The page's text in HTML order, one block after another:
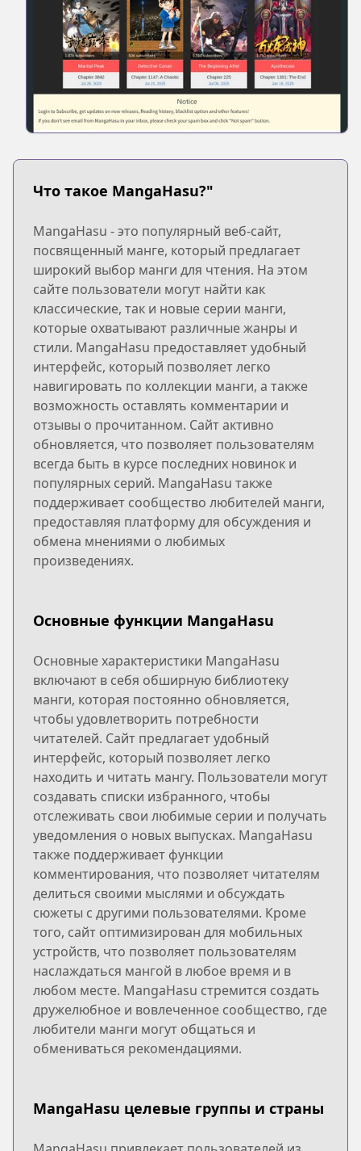
Что такое MangaHasu?"
MangaHasu - это популярный веб-сайт,
посвященный манге, который предлагает
широкий выбор манги для чтения. На этом
сайте пользователи могут найти как
классические, так и новые серии манги,
которые охватывают различные жанры и
стили. MangaHasu предоставляет удобный
интерфейс, который позволяет легко
навигировать по коллекции манги, а также
возможность оставлять комментарии и
отзывы о прочитанном. Сайт активно
обновляется, что позволяет пользователям
всегда быть в курсе последних новинок и
популярных серий. MangaHasu также
поддерживает сообщество любителей манги,
предоставляя платформу для обсуждения и
обмена мнениями о любимых
произведениях.
Основные функции MangaHasu
Основные характеристики MangaHasu
включают в себя обширную библиотеку
манги, которая постоянно обновляется,
чтобы удовлетворить потребности
читателей. Сайт предлагает удобный
интерфейс, который позволяет легко
находить и читать мангу. Пользователи могут
создавать списки избранного, чтобы
отслеживать свои любимые серии и получать
уведомления о новых выпусках. MangaHasu
также поддерживает функции
комментирования, что позволяет читателям
делиться своими мыслями и обсуждать
сюжеты с другими пользователями. Кроме
того, сайт оптимизирован для мобильных
устройств, что позволяет пользователям
наслаждаться мангой в любое время и в
любом месте. MangaHasu стремится создать
дружелюбное и вовлеченное сообщество, где
любители манги могут общаться и
обмениваться рекомендациями.
MangaHasu целевые группы и страны